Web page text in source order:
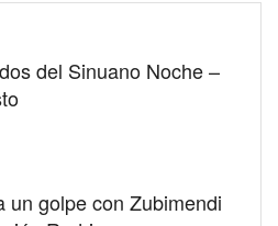
del Sinuano Noche –
un golpe con Zubimendi